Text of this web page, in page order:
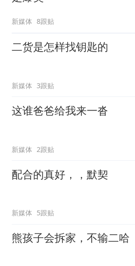
新媒体 8跟贴
二货是怎样找钥匙的
新媒体 3跟贴
这谁爸爸给我来一沓
新媒体 2跟贴
配合的真好，，默契
新媒体 5跟贴
熊孩子会拆家，不输二哈